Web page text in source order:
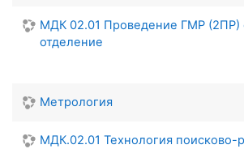
МДК 02.01 Проведение ГМР (2ПР)
отделение
Метрология
МДК.02.01 Технология поисково-